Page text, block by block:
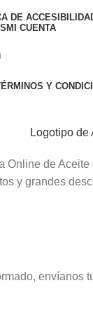
DE
MI CUENTA
Y
Online de
y grandes
envíanos